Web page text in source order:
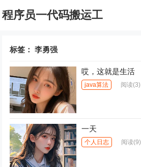
程序员一代码搬运工
标签：李勇强
哎，这就是生活
java算法 阅读(3)
一天
个人日志 阅读(9)